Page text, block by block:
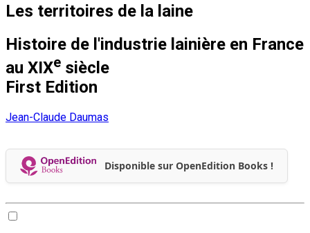
Les territoires de la laine
Histoire de l'industrie lainière en France
au XIXe siècle
First Edition
Jean-Claude Daumas
Disponible sur OpenEdition Books !